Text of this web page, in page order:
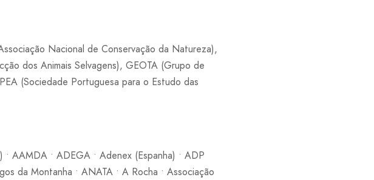
Nacional de Conservação da Natureza),
dos Animais Selvagens), GEOTA (Grupo de
(Sociedade Portuguesa para o Estudo das
AAMDA • ADEGA • Adenex (Espanha) • ADP
da Montanha • ANATA • A Rocha • Associação